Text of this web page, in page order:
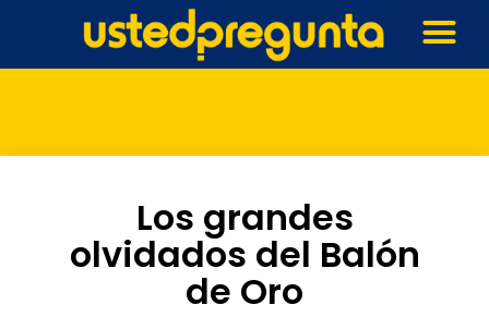
Los grandes
olvidados del Balón
de Oro